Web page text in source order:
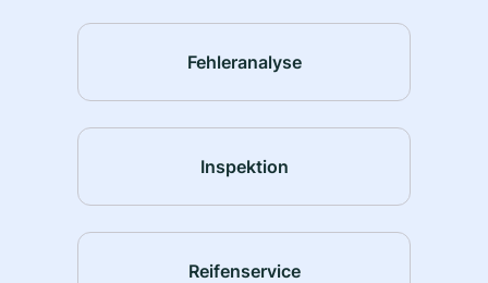
Fehleranalyse
Inspektion
Reifenservice